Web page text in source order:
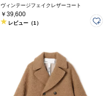
ヴィンテージフェイクレザーコート
￥39,600
レビュー（1）